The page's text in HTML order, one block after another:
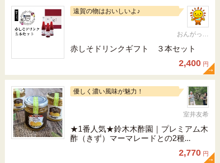
遠賀の物はおいしいよ♪
おんがっぴー
赤しそドリンクギフト ３本セット
2,400 円
優しく濃い風味が魅力！
室井友希
★1番人気★鈴木木酢園｜プレミアム木
酢（きず）マーマレードとの2種...
2,770 円